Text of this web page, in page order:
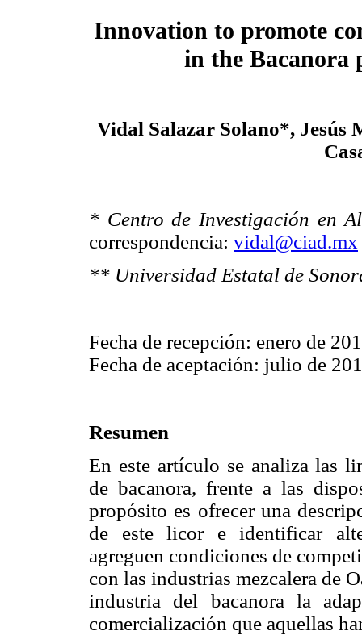
Innovation to promote
in the Bacanora
Vidal Salazar Solano*, Jesús
* Centro de Investigación en
correspondencia: vidal@ciad.mx
** Universidad Estatal de
Fecha de recepción: enero de
Fecha de aceptación: julio de
Resumen
En este artículo se analiza las
de bacanora, frente a las
propósito es ofrecer una
de este licor e identificar
agreguen condiciones de
con las industrias mezcalera de
industria del bacanora la
comercialización que aquellas